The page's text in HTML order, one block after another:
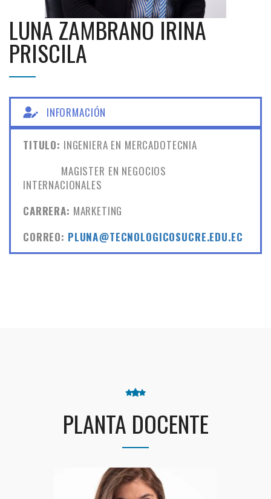
LUNA ZAMBRANO IRINA
PRISCILA
INFORMACIÓN
TITULO: INGENIERA EN MERCADOTECNIA
MAGISTER EN NEGOCIOS
INTERNACIONALES
CARRERA: MARKETING
CORREO: PLUNA@TECNOLOGICOSUCRE.EDU.EC
PLANTA DOCENTE